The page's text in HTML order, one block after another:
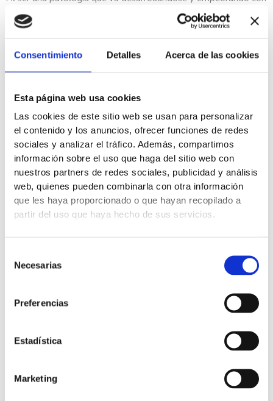
Consentimiento Detalles Acerca de las cookies
Esta página web usa cookies
Las cookies de este sitio web se usan para personalizar
el contenido y los anuncios, ofrecer funciones de redes
sociales y analizar el tráfico. Además, compartimos
información sobre el uso que haga del sitio web con
nuestros partners de redes sociales, publicidad y análisis
web, quienes pueden combinarla con otra información
que les haya proporcionado o que hayan recopilado a
partir del uso que haya hecho de sus servicios.
Necesarias
Preferencias
Estadística
Marketing
el paso del tiempo, la primera etapa suele presentarse en
personas menores de 25 años mientras que la segunda se
personas que se encuentren en grupos de edad superiores a los
40.
Independientemente de que es fundamentar tratar a tiempo
esta patología para evitar una mayor degeneración de los
tejidos y la cronificación de la lesión, existen ciertos ejercicios o
aspectos a tener en cuenta para prevenir o reducir los síntomas
del pinzamiento subacromial o la rotura del manguito rotador:
Cambiar de posturaa la hora de dormir evitando hacerlo
siempre de lado.
Realizar diez minutos diarios de ejercic
ios específicos
mantener una
que contribuya a
la correcta movilidad del hombro.
ni movimientos
Buscar siempre la manera de
hacer las cosas de la forma
menos invasiva
para los problemas o lesiones de hombro.